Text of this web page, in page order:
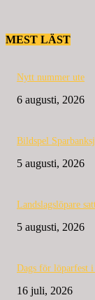
MEST LÄST
Nytt nummer ute
6 augusti, 2026
Bildspel
5 augusti, 2026
Landslagslöpare
5 augusti, 2026
Dags för löparfest
16 juli, 2026